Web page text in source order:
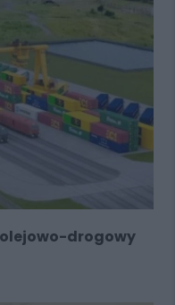
drogowy